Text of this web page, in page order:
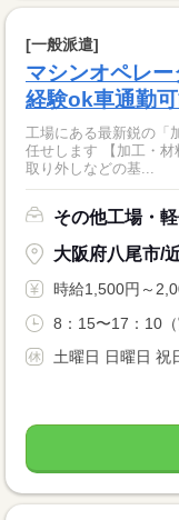
[一般派遣]
マシンオペレ
経験ok車通勤可
工場にある最新鋭の「
任せします 【加工・材料セット】 まずは、材料のセットや加工品の
取り外しなどの基...
その他工場・
大阪府八尾市/
時給1,500円～
8：15〜17：10
土曜日 日曜日 祝